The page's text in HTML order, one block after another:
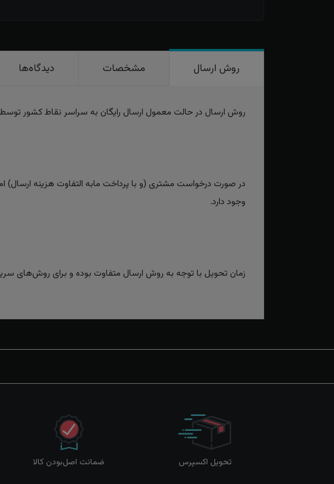
روش ارسال مشخصات دیدگاه‌ها
روش ارسال در حالت معمول ارسال رایگان به سراسر نقاط کشور
در صورت درخواست مشتری (و با پرداخت مابه التفاوت هزینه ارسال)
وجود دارد.
زمان تحویل با توجه به روش ارسال متفاوت بوده و برای روش‌های سریع بین 2 تا 3 روز و در حالت معمول حدود 7
تحویل اکسپرس ضمانت اصل‌بودن کالا